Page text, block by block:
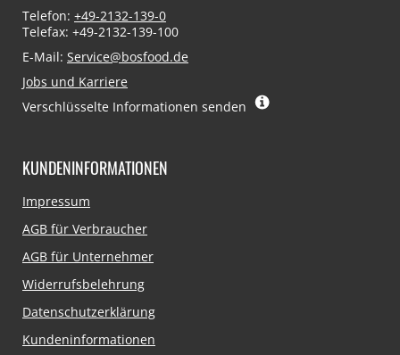
Telefon: +49-2132-139-0
Telefax: +49-2132-139-100
E-Mail: Service@bosfood.de
Jobs und Karriere
Verschlüsselte Informationen senden
KUNDENINFORMATIONEN
Navigation
Impressum
AGB für Verbraucher
AGB für Unternehmer
Widerrufsbelehrung
Datenschutzerklärung
Kundeninformationen